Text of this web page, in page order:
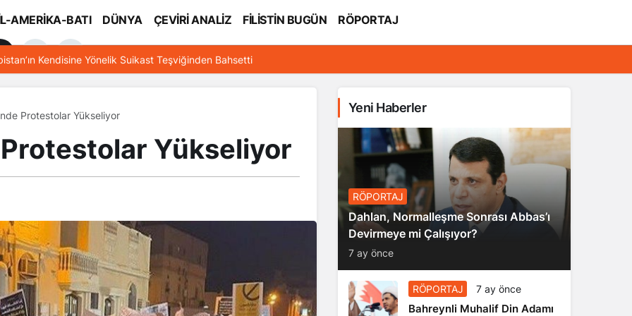
AMERİKA-BATI DÜNYA ÇEVİRİ ANALİZ FİLİSTİN BUGÜN RÖPORTAJ
Kendisine Yönelik Suikast Teşviğinden Bahsetti
Protestolar Yükseliyor
Yükseliyor
Yeni Haberler
RÖPORTAJ
Dahlan, Normalleşme Sonrası Abbas’ı
Devirmeye mi Çalışıyor?
7 ay önce
RÖPORTAJ 7 ay önce
Bahreynli Muhalif Din Adamı